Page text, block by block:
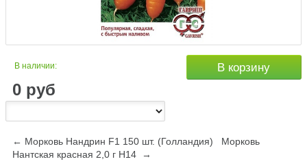
В наличии:
0 руб
В корзину
← Морковь Нандрин F1 150 шт. (Голландия)
Морковь
Нантская красная 2,0 г Н14 →